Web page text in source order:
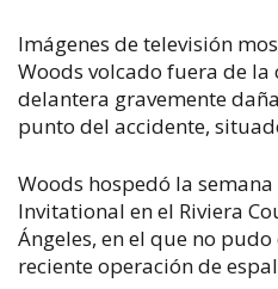
Imágenes de televisión
Woods volcado fuera de
delantera gravemente
punto del accidente,
Woods hospedó la
Invitational en el Riviera
Ángeles, en el que no
reciente operación de